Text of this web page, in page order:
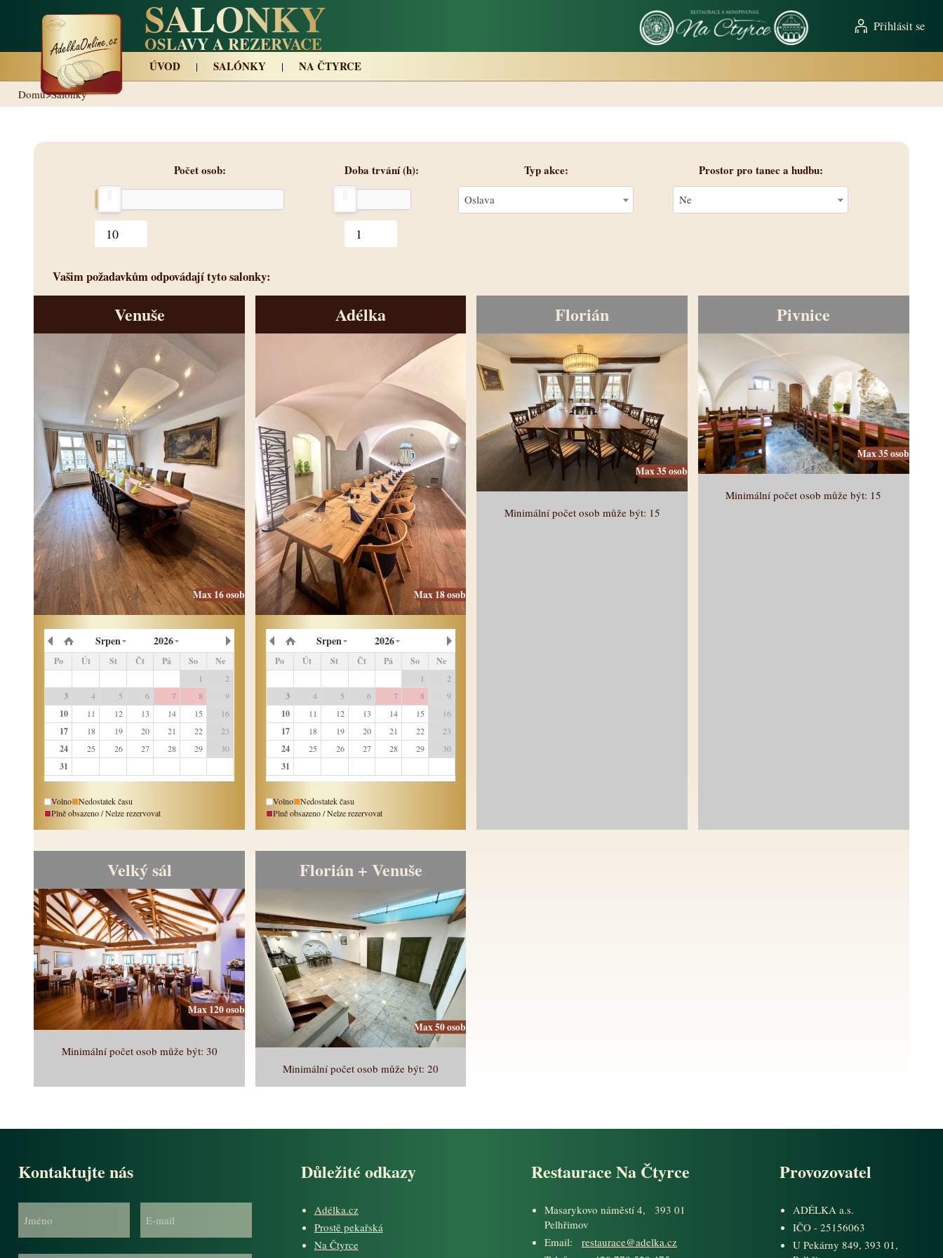
SALONKY
OSLAVY A REZERVACE
Přihlásit se
ÚVOD SALÓNKY NA ČTYRCE
Domů>Salonky
Počet osob Doba trvání (h) Typ akce
Oslava
Prostor pro tanec a hudbu
Ne
Vašim požadavkům odpovádají tyto salonky:
Venuše
Max 16 osob
Srpen 2026
Po Út St Čt Pá So
Ne
1 2
3 4 5 6 7 8 9
10 11 12 13 14 15 16
17 18 19 20 21 22 23
24 25 26 27 28 29 30
31
Volno
Nedostatek času
Plně obsazeno / Nelze rezervovat
Adélka
Max 18 osob
Srpen 2026
Po Út St Čt Pá So
Ne
1 2
3 4 5 6 7 8 9
10 11 12 13 14 15 16
17 18 19 20 21 22 23
24 25 26 27 28 29 30
31
Volno
Nedostatek času
Plně obsazeno / Nelze rezervovat
Florián
Max 35 osob
Minimální počet osob může být: 15
Pivnice
Max 35 osob
Minimální počet osob může být: 15
Velký sál
Max 120 osob
Minimální počet osob může být: 30
Florián + Venuše
Max 50 osob
Minimální počet osob může být: 20
Kontaktujte nás Důležité odkazy
Adélka.cz
Prostě pekařská
Na Čtyrce
Restaurace Na Čtyrce
Masarykovo náměstí 4, 393 01
Pelhřimov
Email: restaurace@adelka.cz
Provozovatel
ADÉLKA a.s.
IČO - 25156063
U Pekárny 849, 393 01,